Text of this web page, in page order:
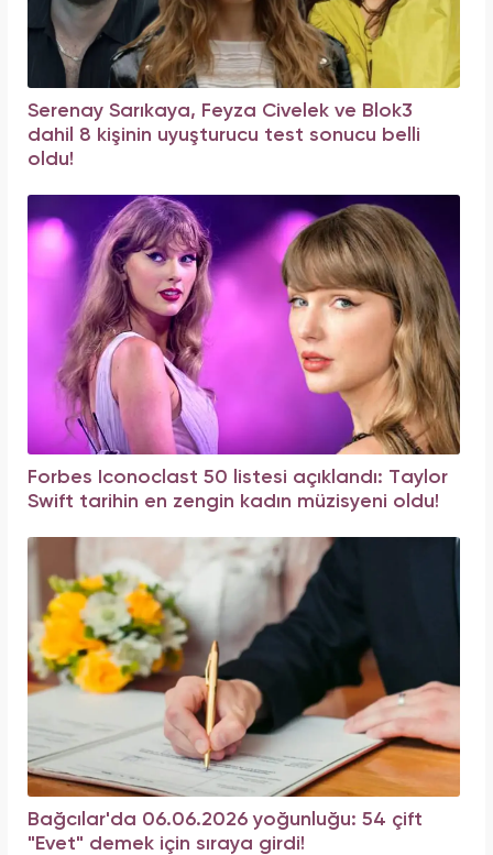
Serenay Sarıkaya, Feyza Civelek ve Blok3
dahil 8 kişinin uyuşturucu test sonucu belli
oldu!
Forbes Iconoclast 50 listesi açıklandı: Taylor
Swift tarihin en zengin kadın müzisyeni oldu!
Bağcılar'da 06.06.2026 yoğunluğu: 54 çift
"Evet" demek için sıraya girdi!